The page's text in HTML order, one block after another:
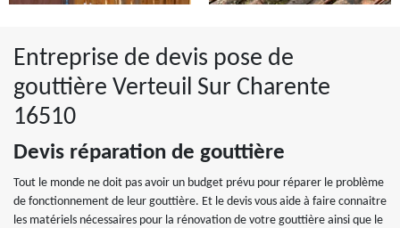
Entreprise de devis pose de
gouttière Verteuil Sur Charente
16510
Devis réparation de gouttière
Tout le monde ne doit pas avoir un budget prévu pour réparer le problème
de fonctionnement de leur gouttière. Et le devis vous aide à faire connaitre
les matériels nécessaires pour la rénovation de votre gouttière ainsi que le